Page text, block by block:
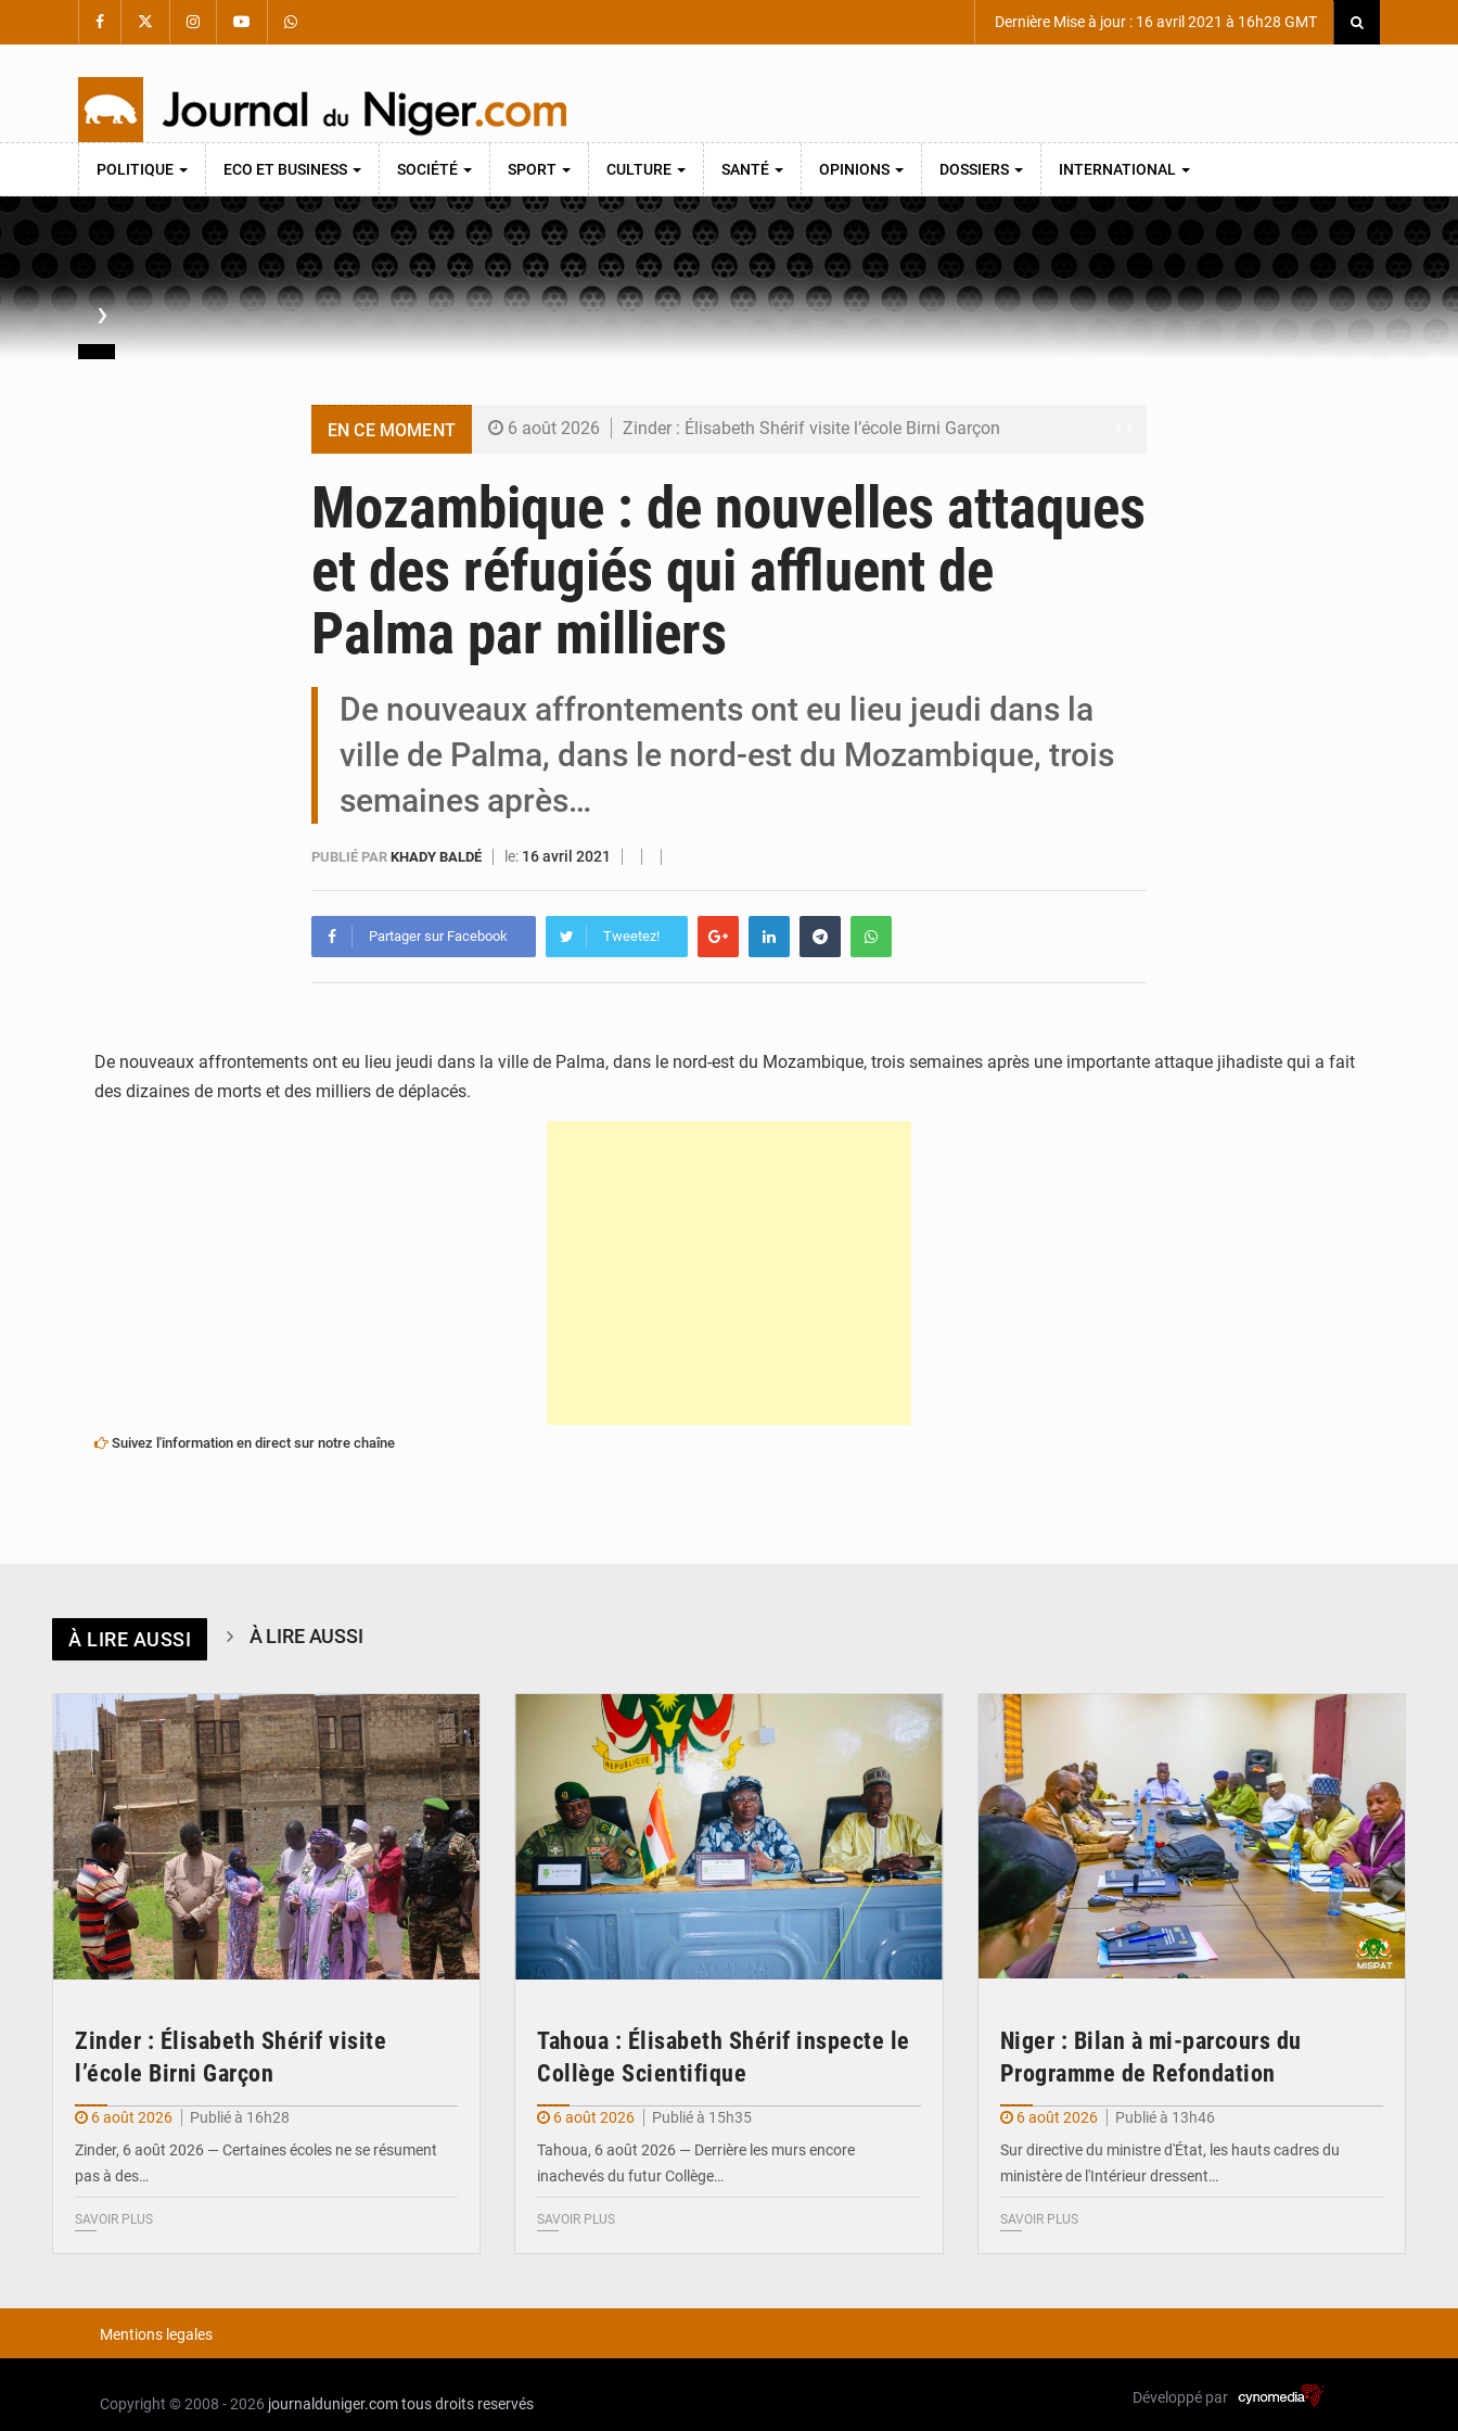
Dernière Mise à jour : 16 avril 2021 à 16h28 GMT
POLITIQUE ECO ET BUSINESS SOCIÉTÉ SPORT CULTURE SANTÉ OPINIONS DOSSIERS INTERNATIONAL
›
EN CE MOMENT 6 août 2026 Zinder : Élisabeth Shérif visite l’école Birni Garçon
6 août 2026 Niger : Bilan à mi-parcours du Programme de Refondation
6 août 2026 Chasse aux gabegies à Niamey : 74 milliards de FCFA recouvrés par la COLDEFF
5 août 2026 Tibiri : le dialogue, nouveau terrain de jeu pour la paix
Mozambique : de nouvelles attaques
et des réfugiés qui affluent de
Palma par milliers
De nouveaux affrontements ont eu lieu jeudi dans la
ville de Palma, dans le nord-est du Mozambique, trois
semaines après…
PUBLIÉ PAR KHADY BALDÉ le: 16 avril 2021
Partager sur Facebook Tweetez!
De nouveaux affrontements ont eu lieu jeudi dans la ville de Palma, dans le nord-est du Mozambique, trois semaines après une importante attaque jihadiste qui a fait
des dizaines de morts et des milliers de déplacés.
Suivez l'information en direct sur notre chaîne
À LIRE AUSSI À LIRE AUSSI
Zinder : Élisabeth Shérif visite
l’école Birni Garçon
6 août 2026
Publié à 16h28
Zinder, 6 août 2026 — Certaines écoles ne se résument
pas à des…
SAVOIR PLUS
Tahoua : Élisabeth Shérif inspecte le
Collège Scientifique
6 août 2026
Publié à 15h35
Tahoua, 6 août 2026 — Derrière les murs encore
inachevés du futur Collège…
SAVOIR PLUS
Niger : Bilan à mi-parcours du
Programme de Refondation
6 août 2026
Publié à 13h46
Sur directive du ministre d'État, les hauts cadres du
ministère de l'Intérieur dressent…
SAVOIR PLUS
Mentions legales
Copyright © 2008 - 2026 journalduniger.comtous droits reservés Développé par